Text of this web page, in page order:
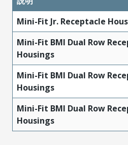
Mini-Fit Jr. Receptacle
Mini-Fit BMI Dual Row
Housings
Mini-Fit BMI Dual Row
Housings
Mini-Fit BMI Dual Row
Housings